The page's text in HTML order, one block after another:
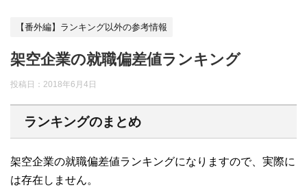
【番外編】ランキング以外の参考情報
架空企業の就職偏差値ランキング
投稿日： 2018年6月4日
ランキングのまとめ
架空企業の就職偏差値ランキングになりますので、実際に
は存在しません。